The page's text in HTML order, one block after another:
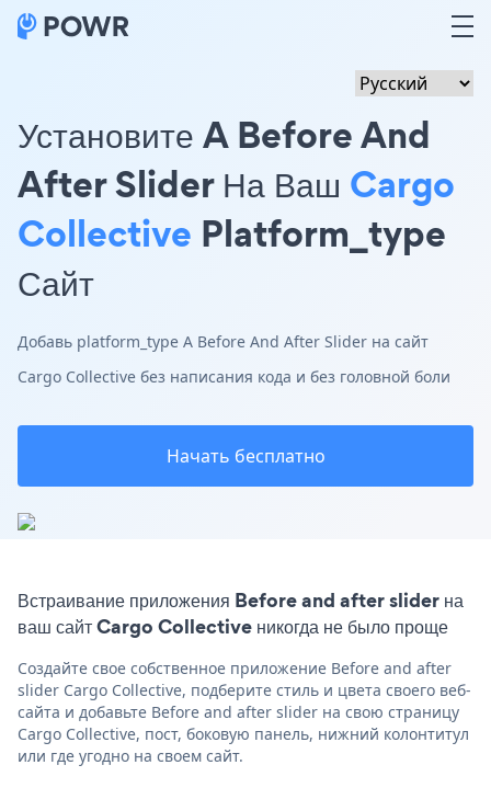
Установите A Before And
After Slider На Ваш Cargo
Collective Platform_type
Сайт
Добавь platform_type A Before And After Slider на сайт
Cargo Collective без написания кода и без головной боли
Начать бесплатно
Встраивание приложения Before and after slider на
ваш сайт Cargo Collective никогда не было проще
Создайте свое собственное приложение Before and after
slider Cargo Collective, подберите стиль и цвета своего веб-
сайта и добавьте Before and after slider на свою страницу
Cargo Collective, пост, боковую панель, нижний колонтитул
или где угодно на своем сайт.